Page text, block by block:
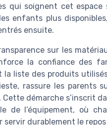
qui soignent cet espace
enfants plus
ensuite.
sur les
la confiance des
la liste des produits
rassure les parents
Cette démarche s’inscrit
de l’équipement, où
servir durablement le